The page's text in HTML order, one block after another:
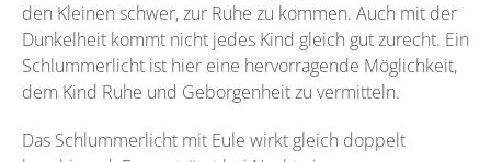
den Kleinen schwer, zur Ruhe zu kommen. Auch mit der
Dunkelheit kommt nicht jedes Kind gleich gut zurecht. Ein
Schlummerlicht ist hier eine hervorragende Möglichkeit,
dem Kind Ruhe und Geborgenheit zu vermitteln.
Das Schlummerlicht mit Eule wirkt gleich doppelt